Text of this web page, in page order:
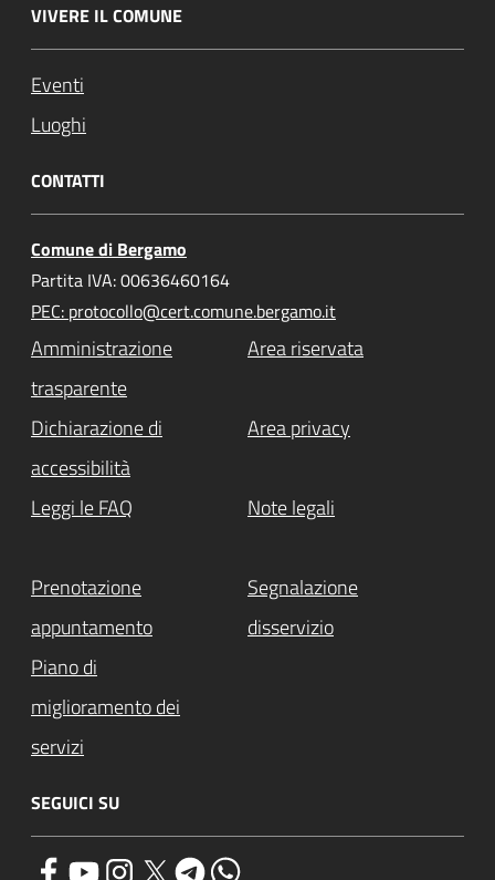
VIVERE IL COMUNE
Eventi
Luoghi
CONTATTI
Comune di Bergamo
Partita IVA: 00636460164
PEC: protocollo@cert.comune.bergamo.it
Amministrazione
trasparente
Area riservata
Dichiarazione di
accessibilità
Area privacy
Leggi le FAQ Note legali
Prenotazione
appuntamento
Segnalazione
disservizio
Piano di
miglioramento dei
servizi
SEGUICI SU